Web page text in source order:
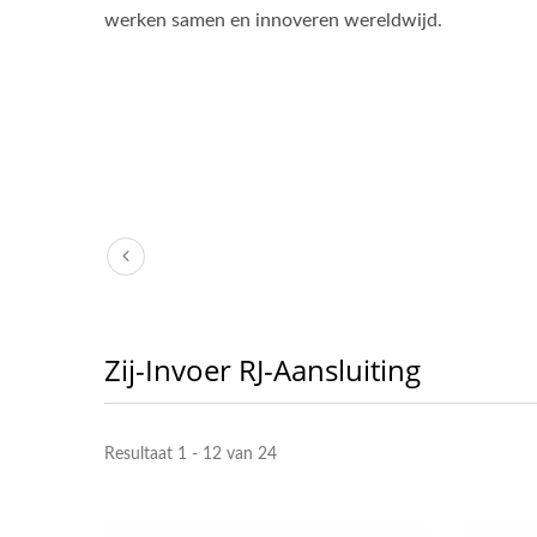
werken samen en innoveren wereldwijd.
Zij-Invoer RJ-Aansluiting
Resultaat 1 - 12 van 24